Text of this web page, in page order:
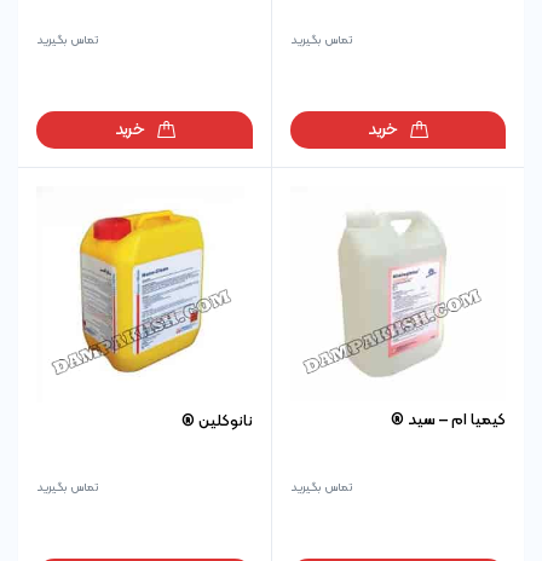
تماس بگیرید
خرید
تماس بگیرید
خرید
کیمیا ام – سید ®
تماس بگیرید
نانوکلین ®
تماس بگیرید